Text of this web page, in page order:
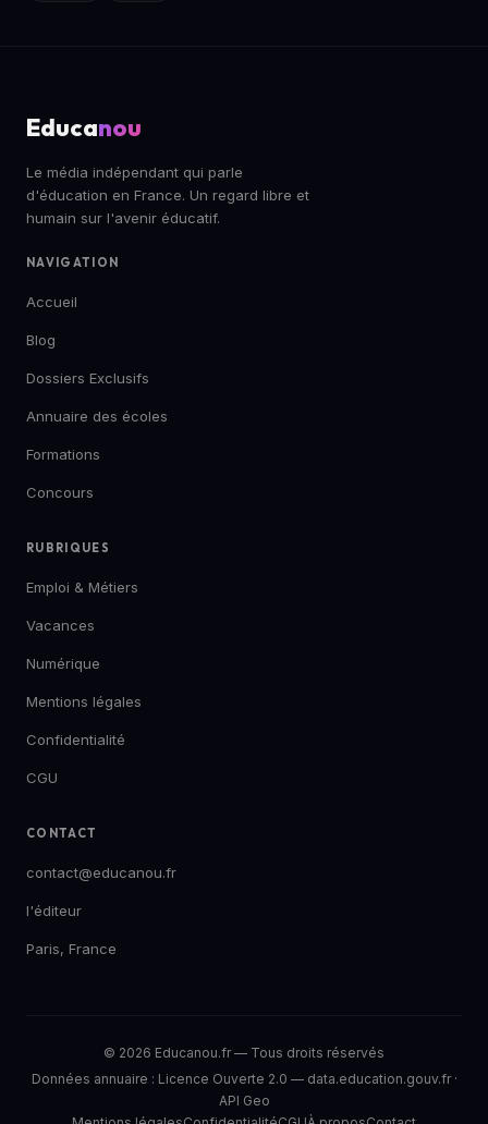
Educanou
Le média indépendant qui parle
d'éducation en France. Un regard libre et
humain sur l'avenir éducatif.
NAVIGATION
Accueil
Blog
Dossiers Exclusifs
Annuaire des écoles
Formations
Concours
RUBRIQUES
Emploi & Métiers
Vacances
Numérique
Mentions légales
Confidentialité
CGU
CONTACT
contact@educanou.fr
l'éditeur
Paris, France
© 2026 Educanou.fr — Tous droits réservés
Données annuaire : Licence Ouverte 2.0 — data.education.gouv.fr·
API Geo